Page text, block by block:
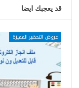
قد يعجبك ايضا
عروض التحضير المميزة